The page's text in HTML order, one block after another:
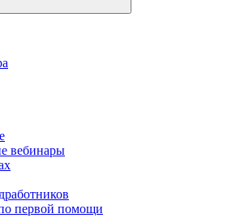
вебинары
первой помощи